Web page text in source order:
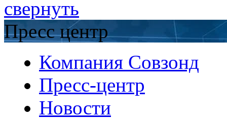
свернуть
Пресс центр
Компания Совзонд
Пресс-центр
Новости